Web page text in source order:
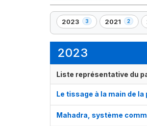
2023 3
,
3
2021 2
,
2
2023
Liste représentative du
Le tissage à la main de
Mahadra, système